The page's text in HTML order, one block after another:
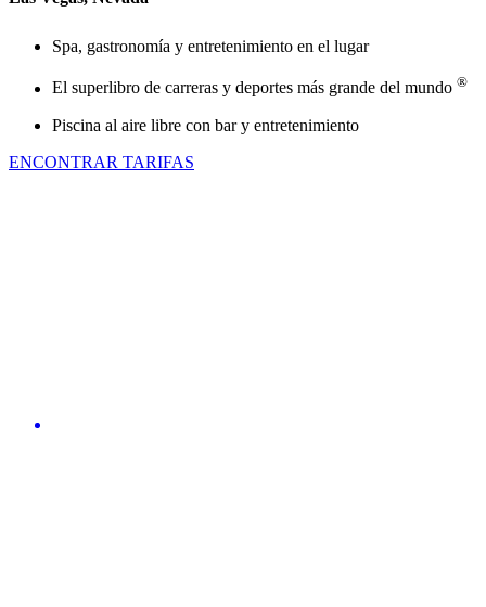
Spa, gastronomía y entretenimiento en el lugar
El superlibro de carreras y deportes más grande del mundo ®
Piscina al aire libre con bar y entretenimiento
ENCONTRAR TARIFAS